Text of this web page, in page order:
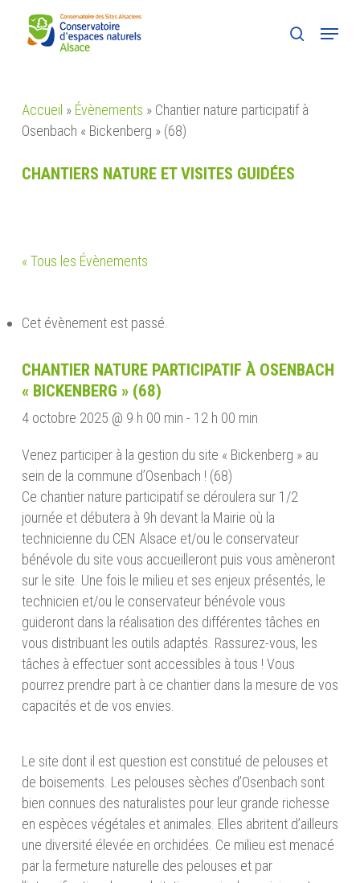
search
Menu
Accueil » Évènements » Chantier nature participatif à
Osenbach « Bickenberg » (68)
CHANTIERS NATURE ET VISITES GUIDÉES
« Tous les Évènements
Cet évènement est passé.
CHANTIER NATURE PARTICIPATIF À OSENBACH
« BICKENBERG » (68)
4 octobre 2025 @ 9 h 00 min - 12 h 00 min
Venez participer à la gestion du site « Bickenberg » au
sein de la commune d’Osenbach ! (68)
Ce chantier nature participatif se déroulera sur 1/2
journée et débutera à 9h devant la Mairie où la
technicienne du CEN Alsace et/ou le conservateur
bénévole du site vous accueilleront puis vous amèneront
sur le site. Une fois le milieu et ses enjeux présentés, le
technicien et/ou le conservateur bénévole vous
guideront dans la réalisation des différentes tâches en
vous distribuant les outils adaptés. Rassurez-vous, les
tâches à effectuer sont accessibles à tous ! Vous
pourrez prendre part à ce chantier dans la mesure de vos
capacités et de vos envies.
Le site dont il est question est constitué de pelouses et
de boisements. Les pelouses sèches d’Osenbach sont
bien connues des naturalistes pour leur grande richesse
en espèces végétales et animales. Elles abritent d’ailleurs
une diversité élevée en orchidées. Ce milieu est menacé
par la fermeture naturelle des pelouses et par